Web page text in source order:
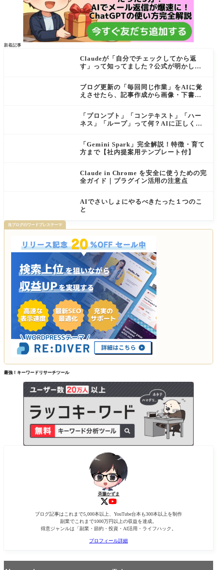
新着記事
Claudeが「自分でチェックしてから返
す」って知ってました？公式が明かし
ブログ更新の「毎回同じ作業」をAIに覚
えさせたら、記事作成から画像・下書き
「プロンプト」「コンテキスト」「ハー
ネス」「ループ」って何？AIに正しく伝
「Gemini Spark」完全解説！特徴・育て
方まで【社内提案用テンプレート付】
Claude in Chrome を安全に使うための完
全ガイド｜プラグイン活用の注意点
AIでさいしょにやるべきたった１つのこ
と
当ブログのワードプレステーマ
最強！キーワードリサーチツール
斉藤かずま
ブログ記事はこれまで5,000本以上、YouTube台本も300本以上を制作
副業でこれまで1000万円以上の収益を達成。
得意ジャンルは「副業・節約・投資・AI活用・ライフハック。
プロフィール詳細